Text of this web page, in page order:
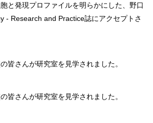
と発現プロファイルを明らかにした、野口
- Research and Practice誌にアクセプトさ
皆さんが研究室を見学されました。
皆さんが研究室を見学されました。